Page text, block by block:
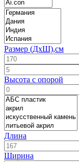
Размер (ДхШ),см
Высота с опорой
Длина
Ширина